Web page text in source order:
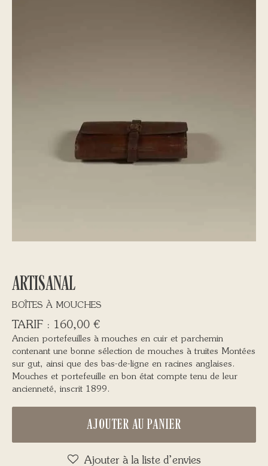
ARTISANAL
BOÎTES À MOUCHES
160,00 €
Ancien portefeuilles à mouches en cuir et parchemin
contenant une bonne sélection de mouches à truites Montées
sur gut, ainsi que des bas-de-ligne en racines anglaises.
Mouches et portefeuille en bon état compte tenu de leur
ancienneté, inscrit 1899.
AJOUTER AU PANIER
Ajouter à la liste d’envies